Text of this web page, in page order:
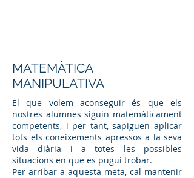
MATEMÀTICA
MANIPULATIVA
El que volem aconseguir és que els
nostres alumnes siguin matemàticament
competents, i per tant, sapiguen aplicar
tots els coneixements apressos a la seva
vida diària i a totes les possibles
situacions en que es pugui trobar.
Per arribar a aquesta meta, cal mantenir